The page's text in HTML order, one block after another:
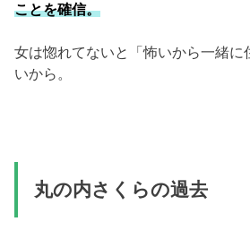
ことを確信。
女は惚れてないと「怖いから一緒に
いから。
丸の内さくらの過去